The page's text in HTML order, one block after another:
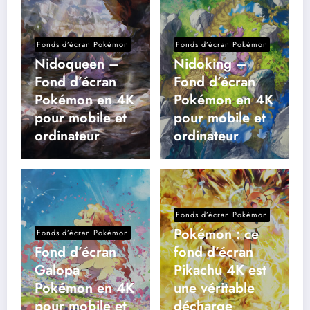
Fonds d’écran Pokémon
Nidoqueen –
Fond d’écran
Pokémon en 4K
pour mobile et
ordinateur
Fonds d’écran Pokémon
Nidoking –
Fond d’écran
Pokémon en 4K
pour mobile et
ordinateur
Fonds d’écran Pokémon
Fond d’écran
Galopa
Pokémon en 4K
Fonds d’écran Pokémon
Pokémon : ce
fond d’écran
Pikachu 4K est
une véritable